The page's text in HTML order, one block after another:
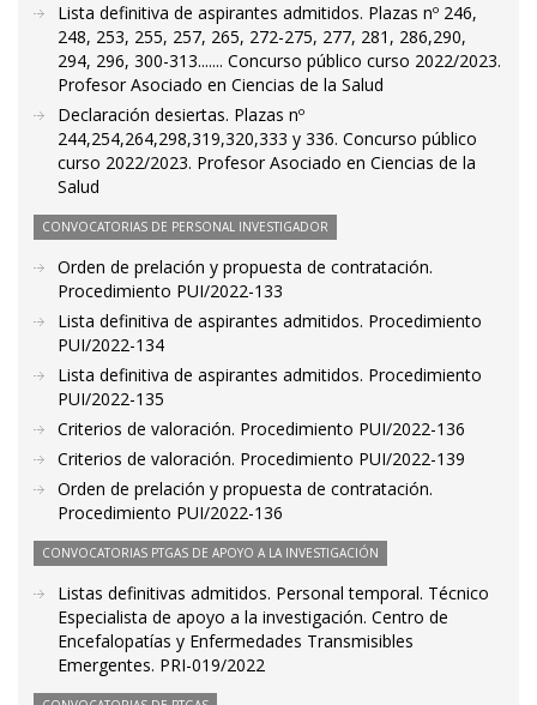
Lista definitiva de aspirantes admitidos. Plazas nº 246,
248, 253, 255, 257, 265, 272-275, 277, 281, 286,290,
294, 296, 300-313....... Concurso público curso 2022/2023.
Profesor Asociado en Ciencias de la Salud
Declaración desiertas. Plazas nº
244,254,264,298,319,320,333 y 336. Concurso público
curso 2022/2023. Profesor Asociado en Ciencias de la
Salud
CONVOCATORIAS DE PERSONAL INVESTIGADOR
Orden de prelación y propuesta de contratación.
Procedimiento PUI/2022-133
Lista definitiva de aspirantes admitidos. Procedimiento
PUI/2022-134
Lista definitiva de aspirantes admitidos. Procedimiento
PUI/2022-135
Criterios de valoración. Procedimiento PUI/2022-136
Criterios de valoración. Procedimiento PUI/2022-139
Orden de prelación y propuesta de contratación.
Procedimiento PUI/2022-136
CONVOCATORIAS PTGAS DE APOYO A LA INVESTIGACIÓN
Listas definitivas admitidos. Personal temporal. Técnico
Especialista de apoyo a la investigación. Centro de
Encefalopatías y Enfermedades Transmisibles
Emergentes. PRI-019/2022